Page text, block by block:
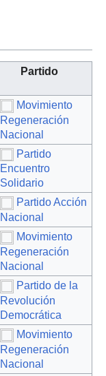
Partido
Movimiento
Regeneración
Nacional
Partido
Encuentro
Solidario
Partido Acción
Nacional
Movimiento
Regeneración
Nacional
Partido de la
Revolución
Democrática
Movimiento
Regeneración
Nacional